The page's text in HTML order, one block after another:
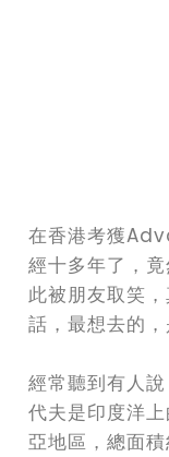
在香港考獲
經十多年了，
此被朋友取笑
話，最想去的，
經常聽到有人
代夫是印度洋
亞地區，總面